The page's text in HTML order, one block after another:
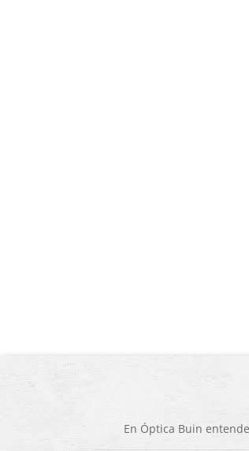
En Óptica Buin